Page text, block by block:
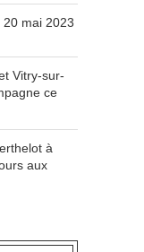
mai 2023
Vitry-sur-
ce
à
aux